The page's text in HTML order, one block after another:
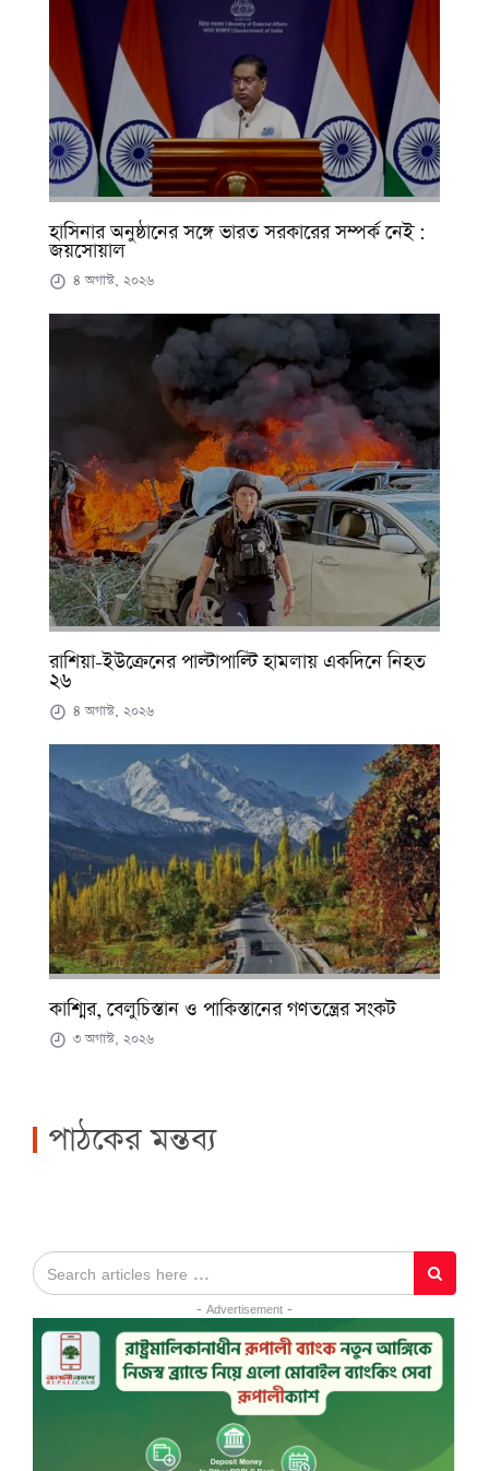
হাসিনার অনুষ্ঠানের সঙ্গে ভারত সরকারের সম্পর্ক নেই :
জয়সোয়াল
৪ অগাস্ট, ২০২৬
রাশিয়া-ইউক্রেনের পাল্টাপাল্টি হামলায় একদিনে নিহত
২৬
৪ অগাস্ট, ২০২৬
কাশ্মির, বেলুচিস্তান ও পাকিস্তানের গণতন্ত্রের সংকট
৩ অগাস্ট, ২০২৬
পাঠকের মন্তব্য
- Advertisement -